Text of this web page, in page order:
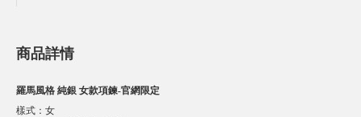
商品詳情
羅馬風格 純銀 女款項鍊-官網限定
樣式 ： 女